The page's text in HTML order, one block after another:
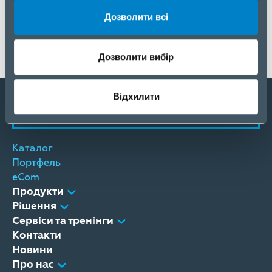
Дозволити всі
Дозволити вибір
Відхилити
Більше інформації про рішення Getac читайте за
Стати партнером
Каталог
Портфель
eCom
Продукти
Рішення
Сервіси та тренінги
Контакти
Новини
Про нас